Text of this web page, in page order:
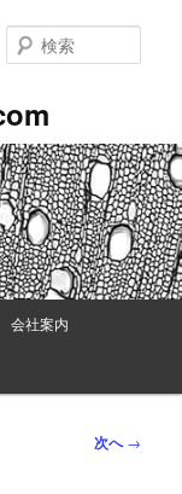
索
会社案内
次へ→